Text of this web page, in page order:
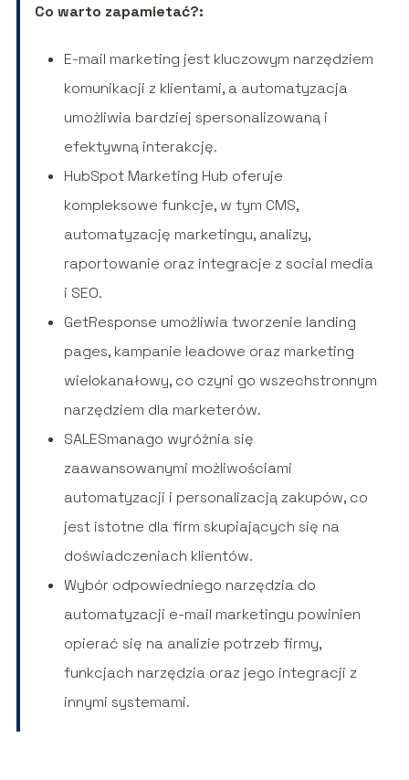
Co warto zapamietać?:
E-mail marketing jest kluczowym narzędziem
komunikacji z klientami, a automatyzacja
umożliwia bardziej spersonalizowaną i
efektywną interakcję.
HubSpot Marketing Hub oferuje
kompleksowe funkcje, w tym CMS,
automatyzację marketingu, analizy,
raportowanie oraz integracje z social media
i SEO.
GetResponse umożliwia tworzenie landing
pages, kampanie leadowe oraz marketing
wielokanałowy, co czyni go wszechstronnym
narzędziem dla marketerów.
SALESmanago wyróżnia się
zaawansowanymi możliwościami
automatyzacji i personalizacją zakupów, co
jest istotne dla firm skupiających się na
doświadczeniach klientów.
Wybór odpowiedniego narzędzia do
automatyzacji e-mail marketingu powinien
opierać się na analizie potrzeb firmy,
funkcjach narzędzia oraz jego integracji z
innymi systemami.